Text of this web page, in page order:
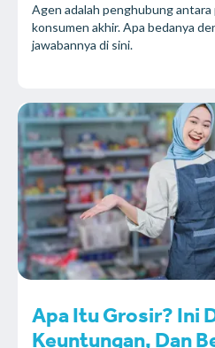
Agen adalah penghubung
konsumen akhir. Apa bedanya
jawabannya di sini.
Apa Itu Grosir? Ini
Keuntungan, Dan